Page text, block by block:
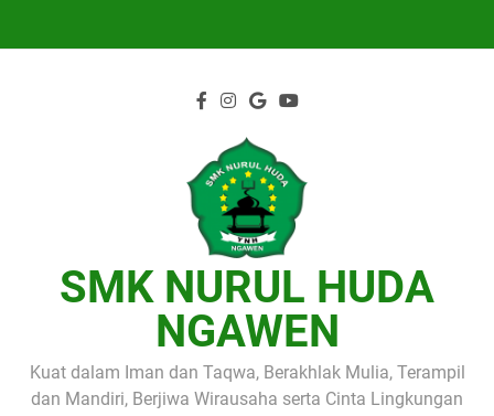
SMK NURUL HUDA
NGAWEN
Kuat dalam Iman dan Taqwa, Berakhlak Mulia, Terampil
dan Mandiri, Berjiwa Wirausaha serta Cinta Lingkungan